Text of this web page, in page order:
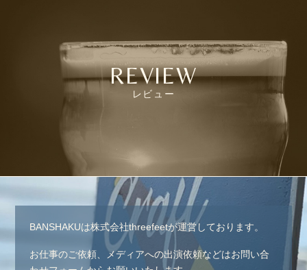
REVIEW
レビュー
BANSHAKUは株式会社threefeetが運営しております。
お仕事のご依頼、メディアへの出演依頼などはお問い合